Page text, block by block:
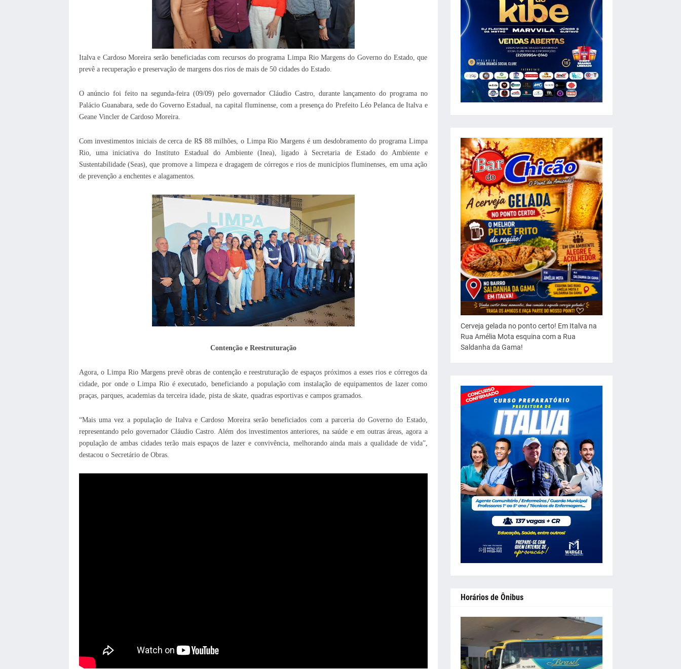
Italva e Cardoso Moreira serão beneficiadas com recursos do programa Limpa Rio Margens do Governo do Estado, que
prevê a recuperação e preservação de margens dos rios de mais de 50 cidades do Estado.
O anúncio foi feito na segunda-feira (09/09) pelo governador Cláudio Castro, durante lançamento do programa no
Palácio Guanabara, sede do Governo Estadual, na capital fluminense, com a presença do Prefeito Léo Pelanca de Italva e
Geane Vincler de Cardoso Moreira.
Com investimentos iniciais de cerca de R$ 88 milhões, o Limpa Rio Margens é um desdobramento do programa Limpa
Rio, uma iniciativa do Instituto Estadual do Ambiente (Inea), ligado à Secretaria de Estado do Ambiente e
Sustentabilidade (Seas), que promove a limpeza e dragagem de córregos e rios de municípios fluminenses, em uma ação
de prevenção a enchentes e alagamentos.
Contenção e Reestruturação
Agora, o Limpa Rio Margens prevê obras de contenção e reestruturação de espaços próximos a esses rios e córregos da
cidade, por onde o Limpa Rio é executado, beneficiando a população com instalação de equipamentos de lazer como
praças, parques, academias da terceira idade, pista de skate, quadras esportivas e campos gramados.
“Mais uma vez a população de Italva e Cardoso Moreira serão beneficiados com a parceria do Governo do Estado,
representando pelo governador Cláudio Castro. Além dos investimentos anteriores, na saúde e em outras áreas, agora a
população de ambas cidades terão mais espaços de lazer e convivência, melhorando ainda mais a qualidade de vida”,
destacou o Secretário de Obras.
Cerveja gelada no ponto certo! Em Italva na
Rua Amélia Mota esquina com a Rua
Saldanha da Gama!
Horários de Ônibus